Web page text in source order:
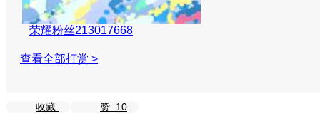
荣耀粉丝213017668
查看全部打赏 >
收藏 赞 10